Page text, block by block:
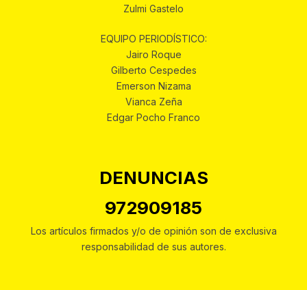
Zulmi Gastelo
EQUIPO PERIODÍSTICO:
Jairo Roque
Gilberto Cespedes
Emerson Nizama
Vianca Zeña
Edgar Pocho Franco
DENUNCIAS
972909185
Los artículos firmados y/o de opinión son de exclusiva
responsabilidad de sus autores.